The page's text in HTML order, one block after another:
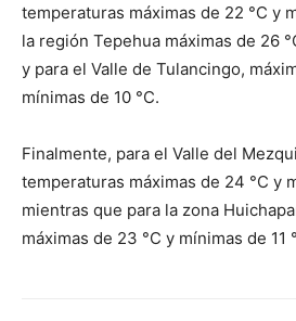
temperaturas máximas de 22 °C y
la región Tepehua máximas de 26
y para el Valle de Tulancingo,
mínimas de 10 °C.
Finalmente, para el Valle del
temperaturas máximas de 24 °C y
mientras que para la zona
máximas de 23 °C y mínimas de 11